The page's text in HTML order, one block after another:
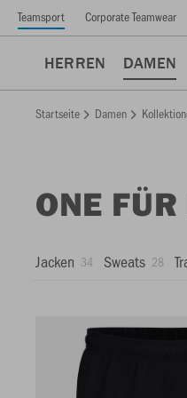
Teamsport Corporate Teamwear
HERREN DAMEN
Startseite Damen
ONE
Jacken 34 Sweats 28